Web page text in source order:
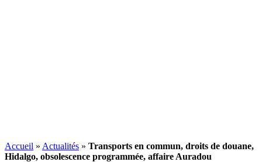
Accueil » Actualités » Transports en commun, droits de douane,
Hidalgo, obsolescence programmée, affaire Auradou